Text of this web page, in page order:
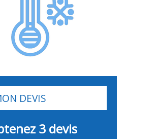
DEVIS
3 devis